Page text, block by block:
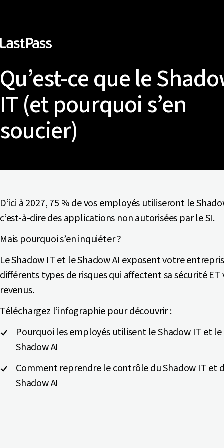
Qu’est-ce que le
IT (et pourquoi s’en
soucier)
D’ici à 2027, 75 % de vos employés utiliseront le
c’est-à-dire des applications non autorisées par le SI.
Mais pourquoi s’en inquiéter ?
Le Shadow IT et le Shadow AI exposent votre
différents types de risques qui affectent sa sécurité ET
revenus.
Téléchargez l’infographie pour découvrir :
Pourquoi les employés utilisent le Shadow IT et le
Shadow AI
Comment reprendre le contrôle du Shadow IT et
Shadow AI